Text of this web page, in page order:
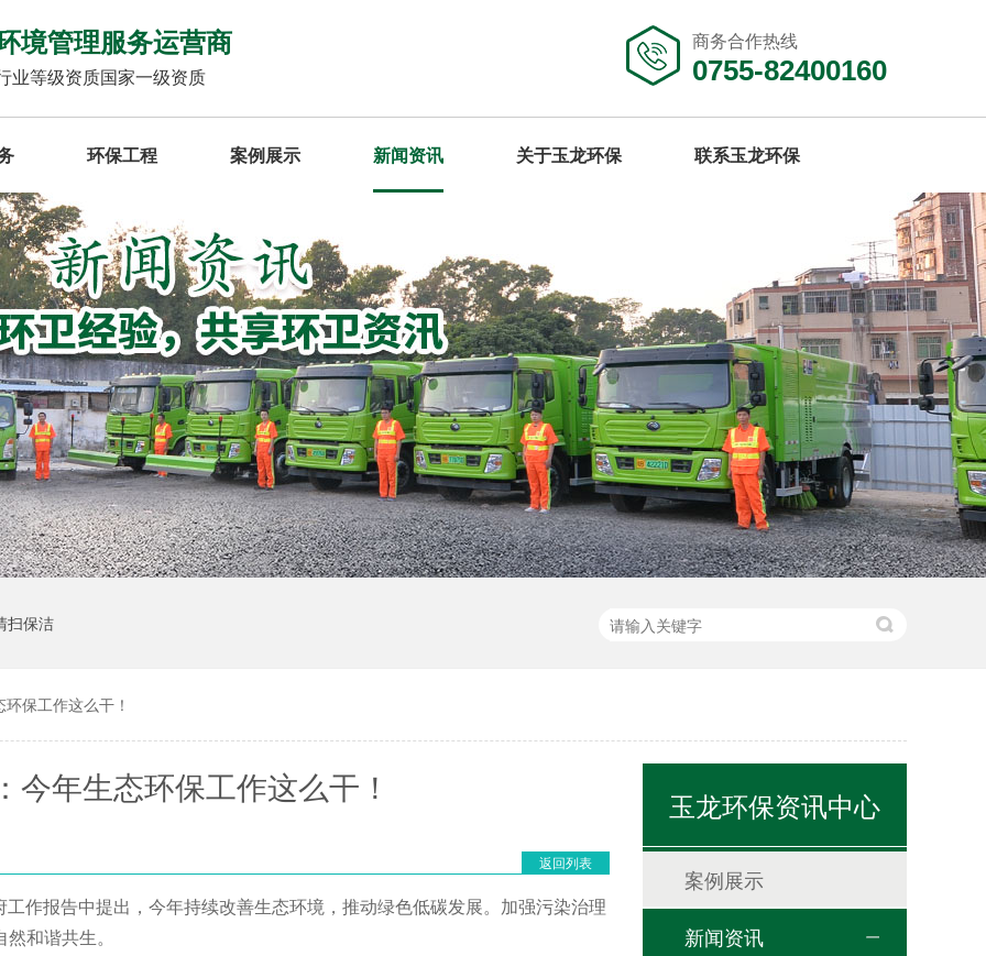
境管理服务运营商
业等级资质国家一级资质
商务合作热线
0755-82400160
环保工程 案例展示 新闻资讯 关于玉龙环保 联系玉龙环保
扫保洁
保工作这么干！
今年生态环保工作这么干！
返回列表
作报告中提出，今年持续改善生态环境，推动绿色低碳发展。加强污染治理
和谐共生。
玉龙环保资讯中心
案例展示
新闻资讯